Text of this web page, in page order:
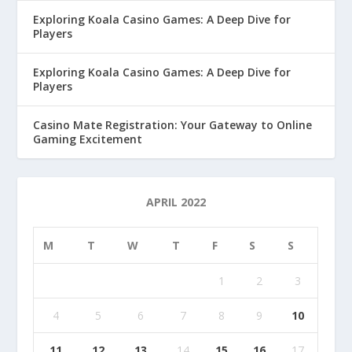
Exploring Koala Casino Games: A Deep Dive for
Players
Exploring Koala Casino Games: A Deep Dive for
Players
Casino Mate Registration: Your Gateway to Online
Gaming Excitement
APRIL 2022
M T W T F S S
1 2 3
4 5 6 7 8 9 10